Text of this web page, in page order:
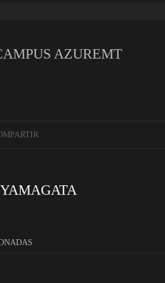
AZUREMT
YAMAGATA